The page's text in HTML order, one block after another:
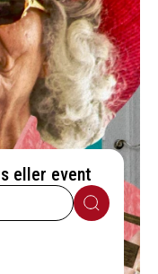
eller event
Sök